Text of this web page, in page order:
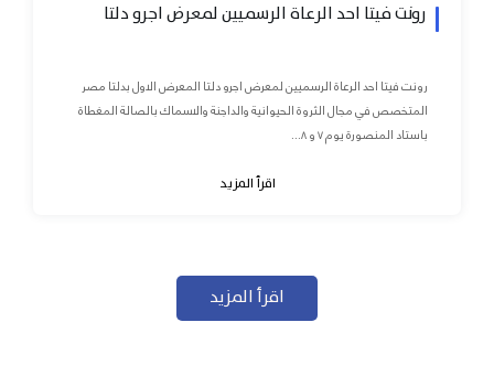
رونت فيتا احد الرعاة الرسميين لمعرض اجرو دلتا
رونت فيتا احد الرعاة الرسميين لمعرض اجرو دلتا المعرض الاول بدلتا مصر
المتخصص في مجال الثروة الحيوانية والداجنة والاسماك بالصالة المغطاة
باستاد المنصورة يوم ٧ و ٨...
اقرأ المزيد
اقرأ المزيد